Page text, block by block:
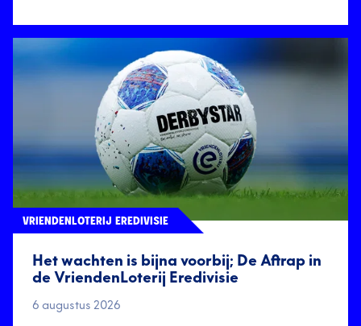
Het wachten is bijna voorbij; De Aftrap in
de VriendenLoterij Eredivisie
VRIENDENLOTERIJ EREDIVISIE
6 augustus 2026